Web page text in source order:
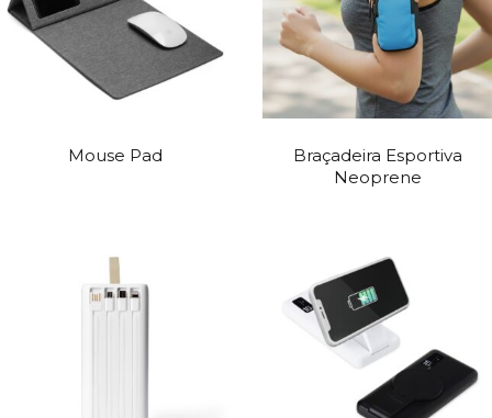
Mouse Pad
Braçadeira Esportiva
Neoprene